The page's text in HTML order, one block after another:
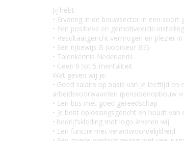
Jij hebt:
• Ervaring in de bouwsector in een
• Een positieve en gemotiveerde instelling
• Resultaatgericht vermogen en plezier
• Een rijbewijs B (voorkeur BE)
• Talenkennis Nederlands
• Geen 9 tot 5 mentaliteit
Wat geven wij je:
• Goed salaris op basis van je leeftijd en
arbeidsvoorwaarden (pensioenopbouw
• Een bus met goed gereedschap
• Je bent oplossingsgericht en houdt van
• bedrijfskleding met logo leveren wij
• Een functie met verantwoordelijkheid